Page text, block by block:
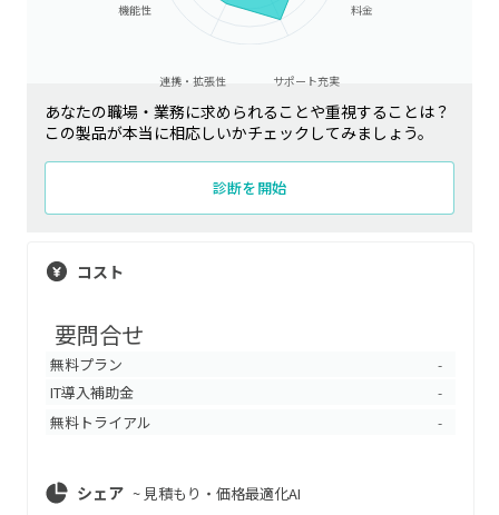
料金
サポート充実
連携・拡張性
機能性
あなたの職場・業務に求められることや重視することは？
この製品が本当に相応しいかチェックしてみましょう。
診断を開始
コスト
要問合せ
無料プラン -
IT導入補助金 -
無料トライアル -
シェア ~ 見積もり・価格最適化AI